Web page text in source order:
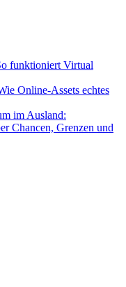
funktioniert Virtual
Online-Assets echtes
im Ausland:
Chancen, Grenzen und